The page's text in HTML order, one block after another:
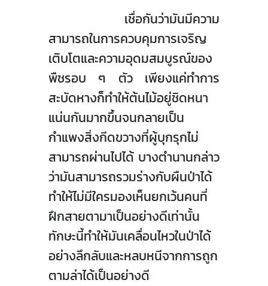
เชื่อกันว่ามันมีความ
สามารถในการควบคุมการเจริญ
เติบโตและความอุดมสมบูรณ์ของ
พืชรอบ ๆ ตัว เพียงแค่ทำการ
สะบัดหางก็ทำให้ต้นไม้อยู่ชิดหนา
แน่นกันมากขึ้นจนกลายเป็น
กำแพงสิ่งกีดขวางที่ผู้บุกรุกไม่
สามารถผ่านไปได้ บางตำนานกล่าว
ว่ามันสามารถรวมร่างกับผืนป่าได้
ทำให้ไม่มีใครมองเห็นยกเว้นคนที่
ฝึกสายตามาเป็นอย่างดีเท่านั้น
ทักษะนี้ทำให้มันเคลื่อนไหวในป่าได้
อย่างลึกลับและหลบหนีจากการถูก
ตามล่าได้เป็นอย่างดี